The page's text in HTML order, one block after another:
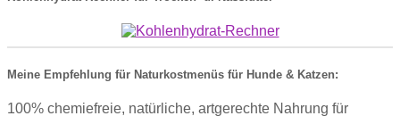
Meine Empfehlung für Naturkostmenüs für Hunde & Katzen:
100% chemiefreie, natürliche, artgerechte Nahrung für